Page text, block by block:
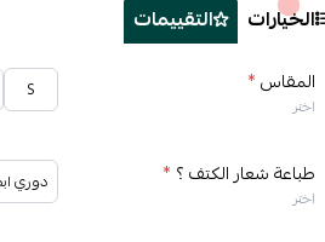
الخيارات التقييمات
المقاس*
اختر
S
طباعة شعار الكتف ؟ *
اختر
دوري